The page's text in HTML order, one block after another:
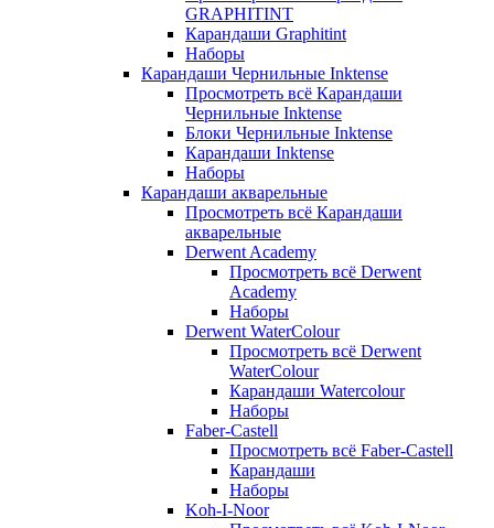
GRAPHITINT
Карандаши Graphitint
Наборы
Карандаши Чернильные Inktense
Просмотреть всё Карандаши
Чернильные Inktense
Блоки Чернильные Inktense
Карандаши Inktense
Наборы
Карандаши акварельные
Просмотреть всё Карандаши
акварельные
Derwent Academy
Просмотреть всё Derwent
Academy
Наборы
Derwent WaterColour
Просмотреть всё Derwent
WaterColour
Карандаши Watercolour
Наборы
Faber-Castell
Просмотреть всё Faber-Castell
Карандаши
Наборы
Koh-I-Noor